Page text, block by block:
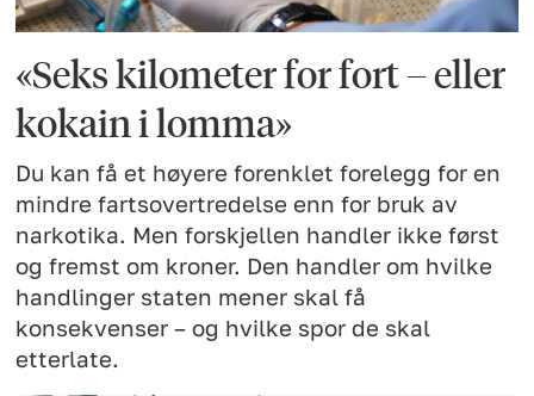
«Seks kilometer for fort – eller
kokain i lomma»
Du kan få et høyere forenklet forelegg for en
mindre fartsovertredelse enn for bruk av
narkotika. Men forskjellen handler ikke først
og fremst om kroner. Den handler om hvilke
handlinger staten mener skal få
konsekvenser – og hvilke spor de skal
etterlate.